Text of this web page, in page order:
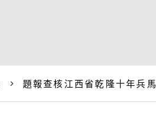
題報查核江西省乾隆十年兵